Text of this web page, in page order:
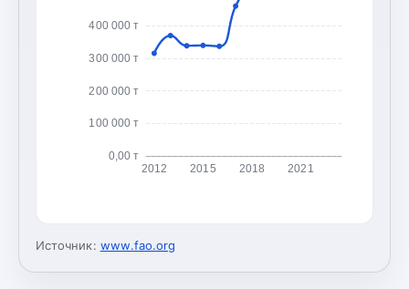
0,00 т
100 000 т
200 000 т
300 000 т
400 000 т
2012 2015 2018 2021
Источник: www.fao.org